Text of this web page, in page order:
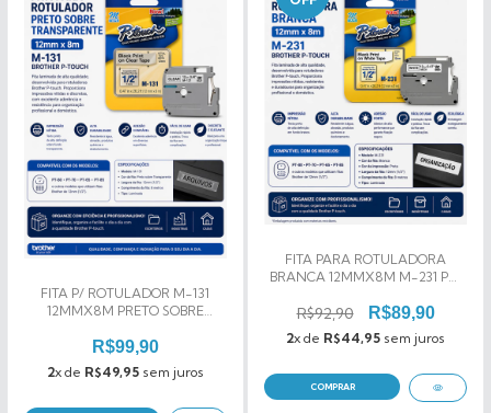
FITA P/ ROTULADOR M-131
12MMX8M PRETO SOBRE
R$99,90
2x de R$49,95sem juros
FITA PARA ROTULADORA
BRANCA 12MMX8M M-231 PT-
R$92,90 R$89,90
2x de R$44,95 sem juros